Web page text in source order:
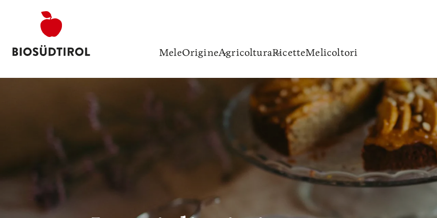
MeleOrigineAgricolturaRicetteMelicoltori